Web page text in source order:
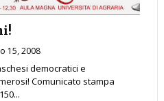
15, 2008
democratici e
Comunicato stampa